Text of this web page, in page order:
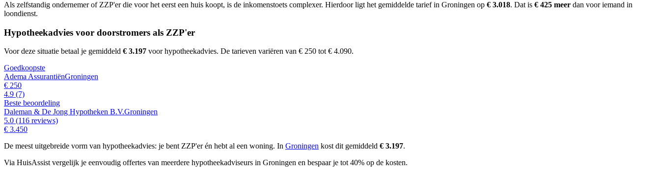
Als zelfstandig ondernemer of ZZP'er die voor het eerst een huis koopt, is de inkomenstoets complexer. Hierdoor ligt het gemiddelde tarief in Groningen op € 3.018. Dat is € 425 meer dan voor iemand in
loondienst.
Hypotheekadvies voor doorstromers als ZZP'er
Voor deze situatie betaal je gemiddeld € 3.197 voor hypotheekadvies. De tarieven variëren van € 250 tot € 4.090.
Goedkoopste
Adema AssurantiënGroningen
€ 250
4.9 (7)
Beste beoordeling
Daleman & De Jong Hypotheken B.V.Groningen
5.0 (116 reviews)
€ 3.450
De meest uitgebreide vorm van hypotheekadvies: je bent ZZP'er én hebt al een woning. In Groningen kost dit gemiddeld € 3.197.
Via HuisAssist vergelijk je eenvoudig offertes van meerdere hypotheekadviseurs in Groningen en bespaar je tot 40% op de kosten.